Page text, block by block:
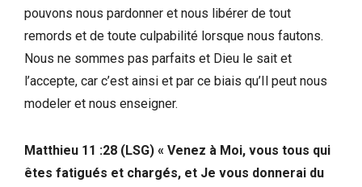
pouvons nous pardonner et nous libérer de tout
remords et de toute culpabilité lorsque nous fautons.
Nous ne sommes pas parfaits et Dieu le sait et
l’accepte, car c’est ainsi et par ce biais qu’Il peut nous
modeler et nous enseigner.
Matthieu 11 :28 (LSG) « Venez à Moi, vous tous qui
êtes fatigués et chargés, et Je vous donnerai du